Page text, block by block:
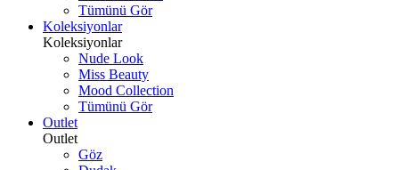
Tümünü Gör
Koleksiyonlar
Koleksiyonlar
Nude Look
Miss Beauty
Mood Collection
Tümünü Gör
Outlet
Outlet
Göz